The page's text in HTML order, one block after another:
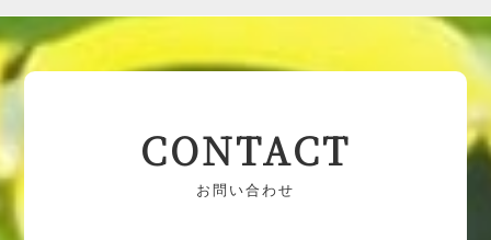
CONTACT
お問い合わせ